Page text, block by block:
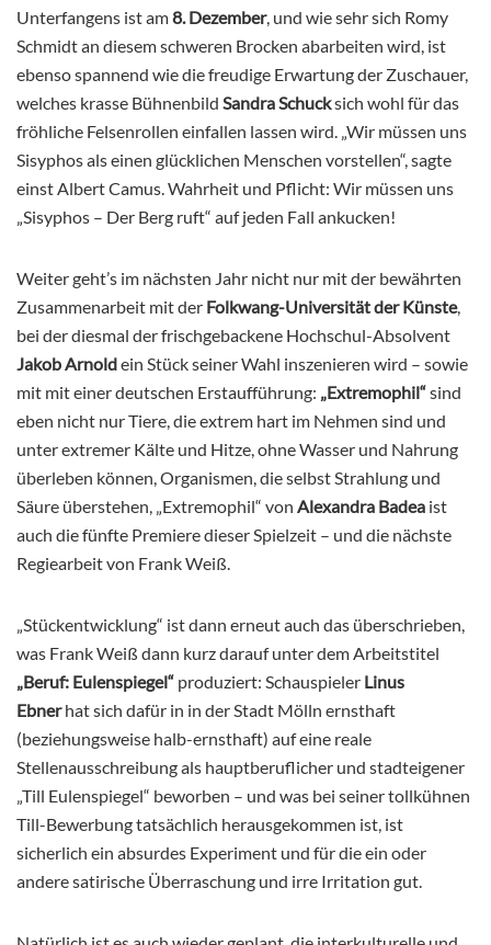
Unterfangens ist am8. Dezember, und wie sehr sich Romy
Schmidt an diesem schweren Brocken abarbeiten wird, ist
ebenso spannend wie die freudige Erwartung der Zuschauer,
welches krasse Bühnenbild Sandra Schucksich wohl für das
fröhliche Felsenrollen einfallen lassen wird. „Wir müssen uns
Sisyphos als einen glücklichen Menschen vorstellen“, sagte
einst Albert Camus. Wahrheit und Pflicht: Wir müssen uns
„Sisyphos – Der Berg ruft“ auf jeden Fall ankucken!
Weiter geht’s im nächsten Jahr nicht nur mit der bewährten
Zusammenarbeit mit der Folkwang-Universität der Künste,
bei der diesmal der frischgebackene Hochschul-Absolvent
Jakob Arnoldein Stück seiner Wahl inszenieren wird – sowie
mit mit einer deutschen Erstaufführung: „Extremophil“sind
eben nicht nur Tiere, die extrem hart im Nehmen sind und
unter extremer Kälte und Hitze, ohne Wasser und Nahrung
überleben können, Organismen, die selbst Strahlung und
Säure überstehen, „Extremophil“ von Alexandra Badea ist
auch die fünfte Premiere dieser Spielzeit – und die nächste
Regiearbeit von Frank Weiß.
„Stückentwicklung“ ist dann erneut auch das überschrieben,
was Frank Weiß dann kurz darauf unter dem Arbeitstitel
„Beruf: Eulenspiegel“ produziert: Schauspieler Linus
Ebnerhat sich dafür in in der Stadt Mölln ernsthaft
(beziehungsweise halb-ernsthaft) auf eine reale
Stellenausschreibung als hauptberuflicher und stadteigener
„Till Eulenspiegel“ beworben – und was bei seiner tollkühnen
Till-Bewerbung tatsächlich herausgekommen ist, ist
sicherlich ein absurdes Experiment und für die ein oder
andere satirische Überraschung und irre Irritation gut.